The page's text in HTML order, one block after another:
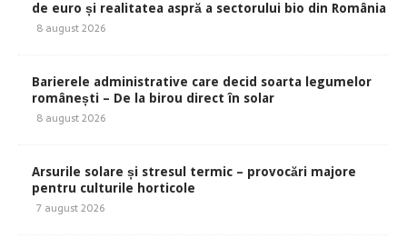
de euro și realitatea aspră a sectorului bio din România
8 august 2026
Barierele administrative care decid soarta legumelor
românești – De la birou direct în solar
8 august 2026
Arsurile solare și stresul termic – provocări majore
pentru culturile horticole
7 august 2026